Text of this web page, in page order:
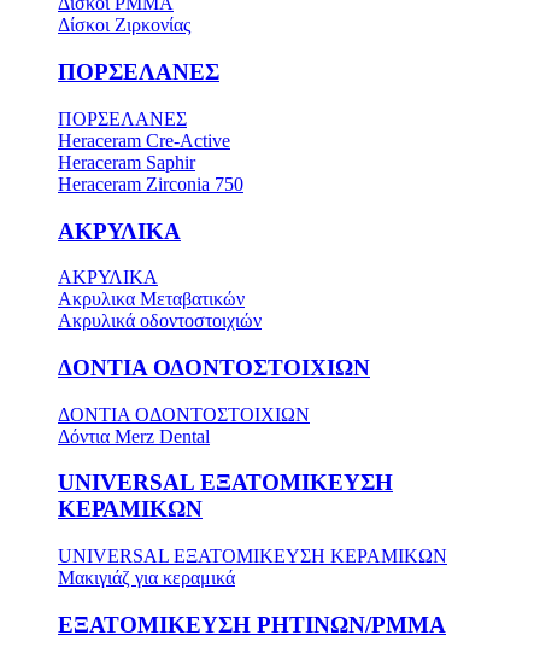
Δίσκοι Ζιρκονίας
ΠΟΡΣΕΛΑΝΕΣ
ΠΟΡΣΕΛΑΝΕΣ
Heraceram Cre-Active
Heraceram Saphir
Heraceram Zirconia 750
ΑΚΡΥΛΙΚΑ
ΑΚΡΥΛΙΚΑ
Ακρυλικα Μεταβατικών
Ακρυλικά οδοντοστοιχιών
ΔΟΝΤΙΑ ΟΔΟΝΤΟΣΤΟΙΧΙΩΝ
ΔΟΝΤΙΑ ΟΔΟΝΤΟΣΤΟΙΧΙΩΝ
Δόντια Merz Dental
UNIVERSAL ΕΞΑΤΟΜΙΚΕΥΣΗ
ΚΕΡΑΜΙΚΩΝ
UNIVERSAL ΕΞΑΤΟΜΙΚΕΥΣΗ ΚΕΡΑΜΙΚΩΝ
Μακιγιάζ για κεραμικά
ΕΞΑΤΟΜΙΚΕΥΣΗ ΡΗΤΙΝΩΝ/PMMA